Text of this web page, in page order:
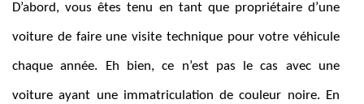
D’abord, vous êtes tenu en tant que propriétaire d’une
voiture de faire une visite technique pour votre véhicule
chaque année. Eh bien, ce n’est pas le cas avec une
voiture ayant une immatriculation de couleur noire. En